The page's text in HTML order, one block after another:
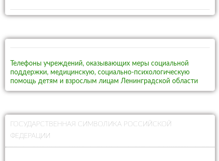
Телефоны учреждений, оказывающих меры социальной
поддержки, медицинскую, социально-психологическую
помощь детям и взрослым лицам Ленинградской области
ГОСУДАРСТВЕННАЯ СИМВОЛИКА РОССИЙСКОЙ
ФЕДЕРАЦИИ